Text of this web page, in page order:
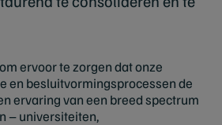
ervoor te zorgen dat onze
en besluitvormingsprocessen de
ervaring van een breed spectrum
– universiteiten,